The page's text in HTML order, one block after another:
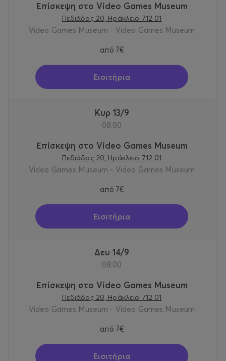
Επίσκεψη στο Video Games Museum
Πεδιάδος 20, Ηράκλειο 712 01
Video Games Museum - Video Games Museum
από 7€
Εισιτήρια
Κυρ 13/9
08:00
Επίσκεψη στο Video Games Museum
Πεδιάδος 20, Ηράκλειο 712 01
Video Games Museum - Video Games Museum
από 7€
Εισιτήρια
Δευ 14/9
08:00
Επίσκεψη στο Video Games Museum
Πεδιάδος 20, Ηράκλειο 712 01
Video Games Museum - Video Games Museum
από 7€
Εισιτήρια